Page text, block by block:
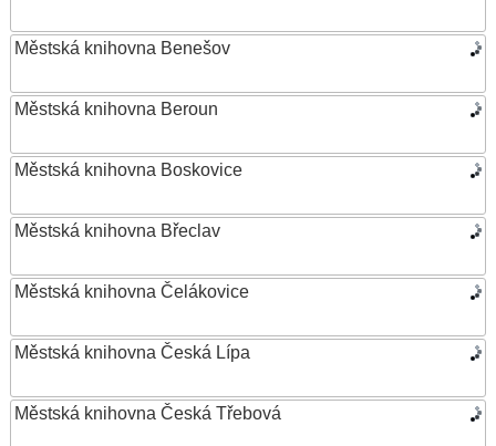
Městská knihovna Benešov
Městská knihovna Beroun
Městská knihovna Boskovice
Městská knihovna Břeclav
Městská knihovna Čelákovice
Městská knihovna Česká Lípa
Městská knihovna Česká Třebová